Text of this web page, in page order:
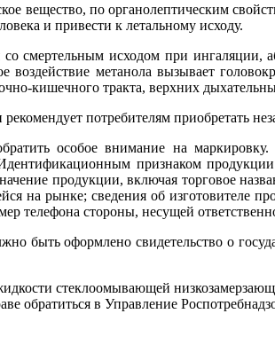
вещество, по органолептическим
и привести к летальному исходу.
смертельным исходом при ингаляции,
метанола вызывает
кишечного тракта, верхних
потребителям
особое внимание на
признаком продукции
продукции, включая торговое
на рынке; сведения об изготовителе
телефона стороны, несущей
оформлено свидетельство о
стеклоомывающей
обратиться в Управление